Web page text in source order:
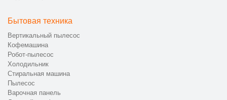
Бытовая техника
Вертикальный пылесос
Кофемашина
Робот-пылесос
Холодильник
Стиральная машина
Пылесос
Варочная панель